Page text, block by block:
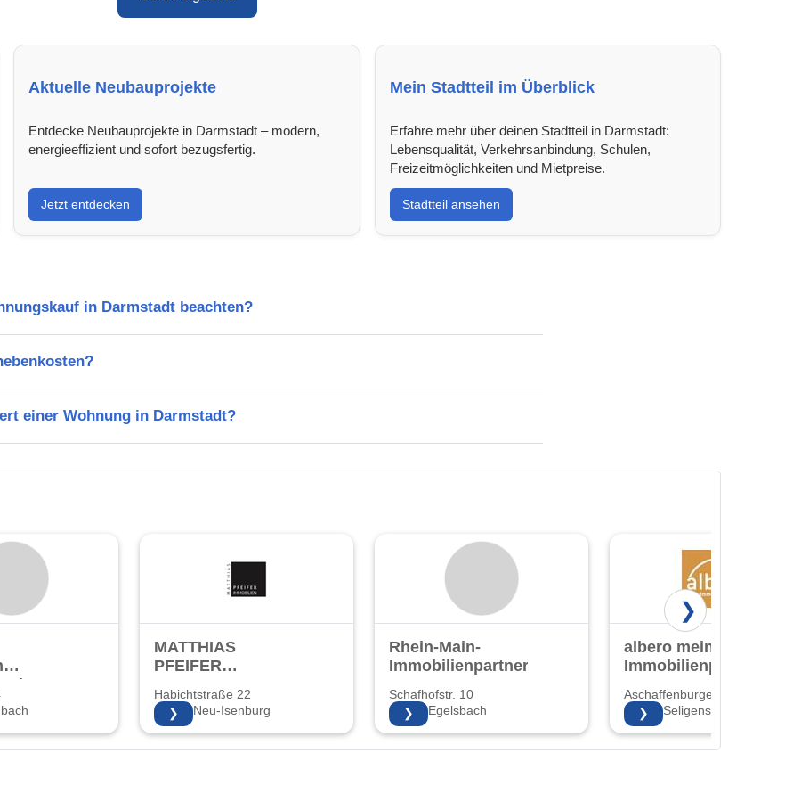
Aktuelle Neubauprojekte
Entdecke Neubauprojekte in Darmstadt – modern,
energieeffizient und sofort bezugsfertig.
Jetzt entdecken
Mein Stadtteil im Überblick
Erfahre mehr über deinen Stadtteil in Darmstadt:
Lebensqualität, Verkehrsanbindung, Schulen,
Freizeitmöglichkeiten und Mietpreise.
Stadtteil ansehen
in Darmstadt beachten?
einer Wohnung in Darmstadt?
MATTHIAS
PFEIFER
Habichtstraße 22
63263 Neu-Isenburg
❯
Rhein-Main-
Immobilienpartner
Schafhofstr. 10
63329 Egelsbach
❯
albero mein
Immobilienpartner
Aschaffenburger Str. 65
63500 Seligenstadt
❯
❯